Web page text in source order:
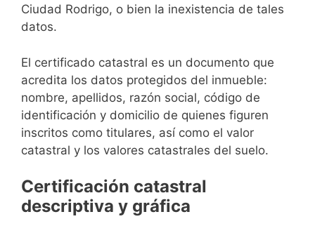
Ciudad Rodrigo, o bien la inexistencia de tales
datos.
El certificado catastral es un documento que
acredita los datos protegidos del inmueble:
nombre, apellidos, razón social, código de
identificación y domicilio de quienes figuren
inscritos como titulares, así como el valor
catastral y los valores catastrales del suelo.
Certificación catastral
descriptiva y gráfica